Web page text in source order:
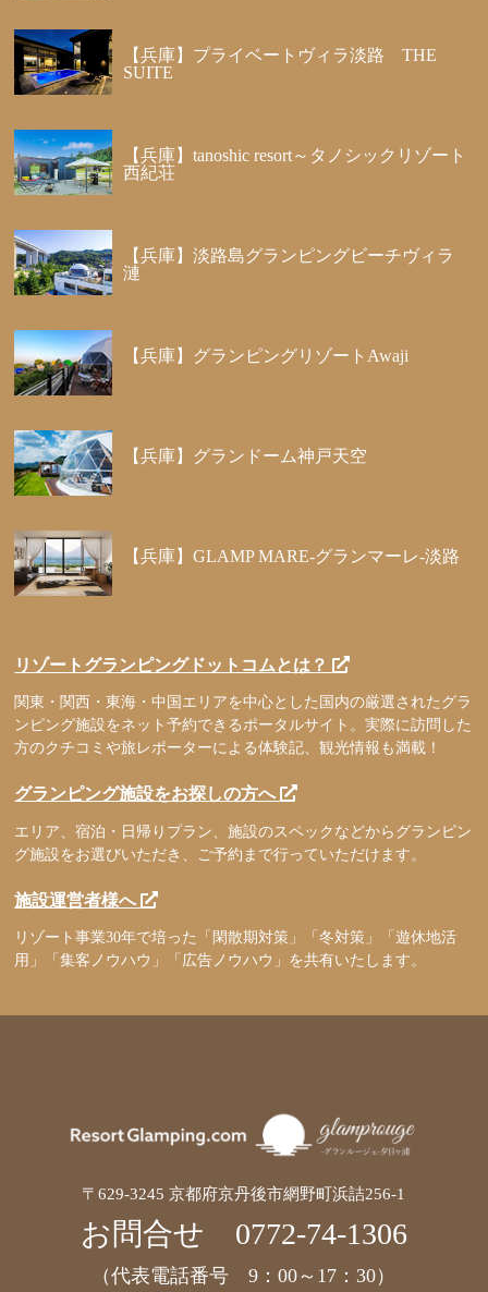
【兵庫】プライベートヴィラ淡路 THE
SUITE
【兵庫】tanoshic resort～タノシックリゾート
西紀荘
【兵庫】淡路島グランピングビーチヴィラ
漣
【兵庫】グランピングリゾートAwaji
【兵庫】グランドーム神戸天空
【兵庫】GLAMP MARE-グランマーレ-淡路
リゾートグランピングドットコムとは？
関東・関西・東海・中国エリアを中心とした国内の厳選されたグラ
ンピング施設をネット予約できるポータルサイト。実際に訪問した
方のクチコミや旅レポーターによる体験記、観光情報も満載！
グランピング施設をお探しの方へ
エリア、宿泊・日帰りプラン、施設のスペックなどからグランピン
グ施設をお選びいただき、ご予約まで行っていただけます。
施設運営者様へ
リゾート事業30年で培った「閑散期対策」「冬対策」「遊休地活
用」「集客ノウハウ」「広告ノウハウ」を共有いたします。
〒629-3245 京都府京丹後市網野町浜詰256-1
お問合せ 0772-74-1306
（代表電話番号 9：00～17：30）